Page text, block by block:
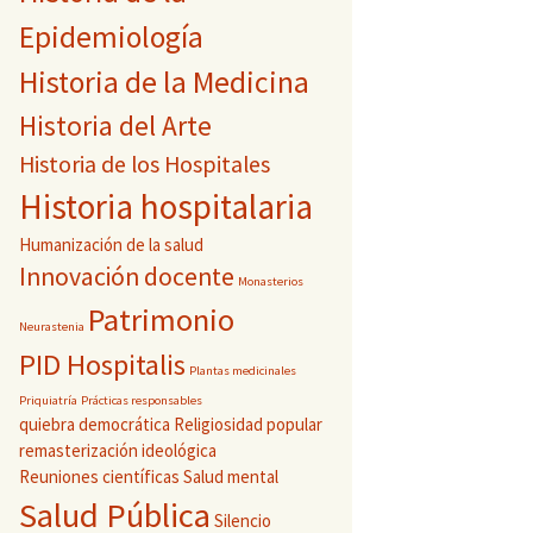
Epidemiología
Historia de la Medicina
Historia del Arte
Historia de los Hospitales
Historia hospitalaria
Humanización de la salud
Innovación docente Monasterios
Neurastenia Patrimonio
PID Hospitalis Plantas medicinales
Priquiatría Prácticas responsables
quiebra democrática Religiosidad popular
remasterización ideológica
Reuniones científicas Salud mental
Salud Pública Silencio